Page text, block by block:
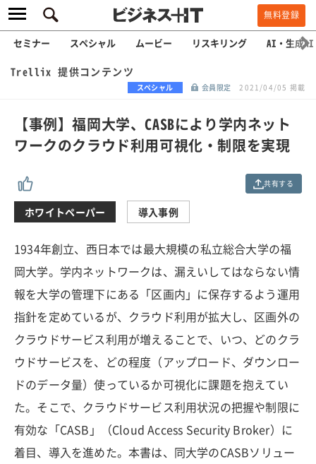
無料登録
セミナー スペシャル ムービー リスキリング AI・生成AI
Trellix 提供コンテンツ
スペシャル 会員限定 2021/04/05 掲載
【事例】福岡大学、CASBにより学内ネット
ワークのクラウド利用可視化・制限を実現
共有する
ホワイトペーパー 導入事例
1934年創立、西日本では最大規模の私立総合大学の福
岡大学。学内ネットワークは、漏えいしてはならない情
報を大学の管理下にある「区画内」に保存するよう運用
指針を定めているが、クラウド利用が拡大し、区画外の
クラウドサービス利用が増えることで、いつ、どのクラ
ウドサービスを、どの程度（アップロード、ダウンロー
ドのデータ量）使っているか可視化に課題を抱えてい
た。そこで、クラウドサービス利用状況の把握や制限に
有効な「CASB」（Cloud Access Security Broker）に
着目、導入を進めた。本書は、同大学のCASBソリュー